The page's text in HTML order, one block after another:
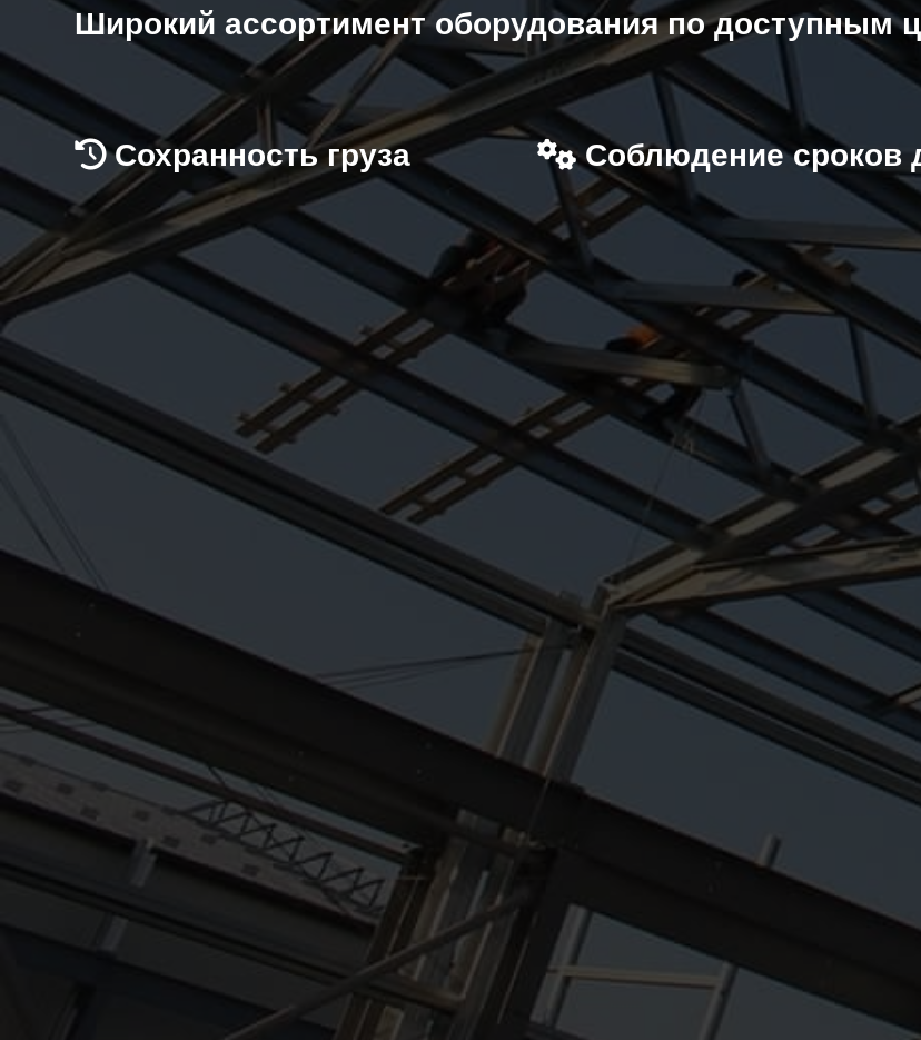
Широкий ассортимент оборудования по доступным
Сохранность груза Соблюдение сроков